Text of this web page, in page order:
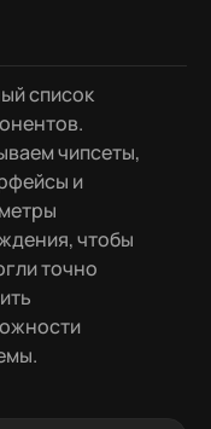
список
чипсеты,
и
чтобы
точно